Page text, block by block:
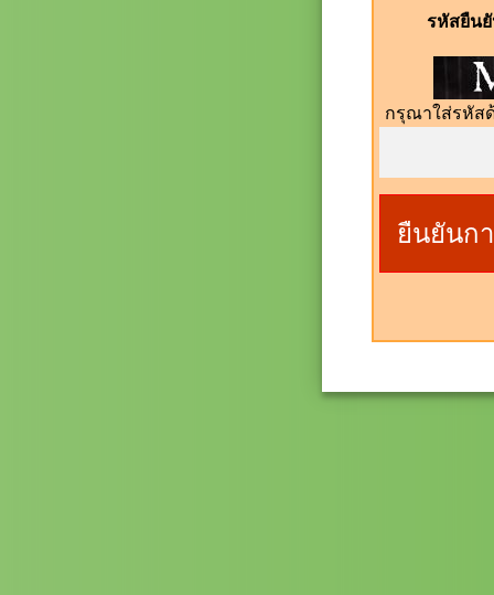
รหัสยืน
กรุณาใส่รหัส